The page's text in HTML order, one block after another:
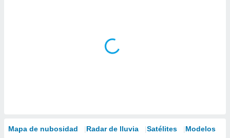
Mapa de nubosidad Radar de lluvia Satélites Modelos